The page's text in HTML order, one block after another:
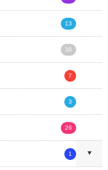
13
38
7
3
26
1